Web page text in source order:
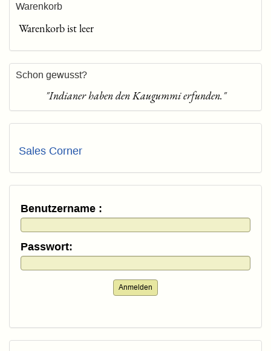
Warenkorb
Warenkorb ist leer
Schon gewusst?
"Indianer haben den Kaugummi erfunden."
Sales Corner
Benutzername :
Passwort:
Anmelden